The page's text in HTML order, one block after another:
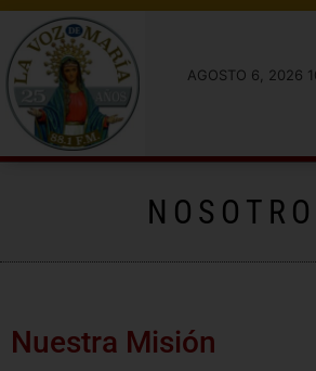
AGOSTO 6, 2026
Nuestra Misión